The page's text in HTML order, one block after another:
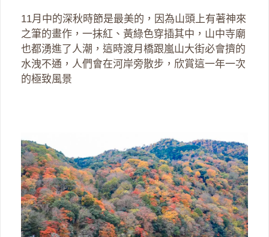
11月中的深秋時節是最美的，因為山頭上有著神來
之筆的畫作，一抹紅、黃綠色穿插其中，山中寺廟
也都湧進了人潮，這時渡月橋跟嵐山大街必會擠的
水洩不通，人們會在河岸旁散步，欣賞這一年一次
的極致風景